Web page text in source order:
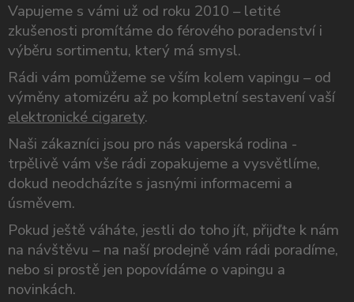
Vapujeme s vámi už od roku 2010 – letité
zkušenosti promítáme do férového poradenství i
výběru sortimentu, který má smysl.
Rádi vám pomůžeme se vším kolem vapingu – od
výměny atomizéru až po kompletní sestavení vaší
elektronické cigarety.
Naši zákazníci jsou pro nás vaperská rodina -
trpělivě vám vše rádi zopakujeme a vysvětlíme,
dokud neodcházíte s jasnými informacemi a
úsměvem.
Pokud ještě váháte, jestli do toho jít, přijďte k nám
na návštěvu – na naší prodejně vám rádi poradíme,
nebo si prostě jen popovídáme o vapingu a
novinkách.